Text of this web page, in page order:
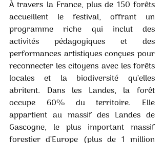
À travers la France, plus de 150 forêts
accueillent le festival, offrant un
programme riche qui inclut des
activités pédagogiques et des
performances artistiques conçues pour
reconnecter les citoyens avec les forêts
locales et la biodiversité qu’elles
abritent. Dans les Landes, la forêt
occupe 60% du territoire. Elle
appartient au massif des Landes de
Gascogne, le plus important massif
forestier d’Europe (plus de 1 million